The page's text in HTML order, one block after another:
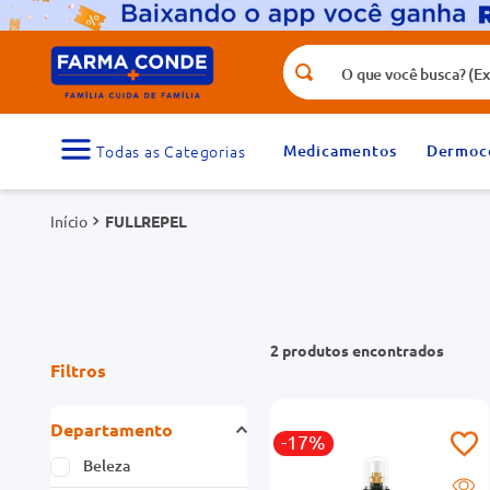
O que você busca? (Ex.: vitamina,
Medicamentos
FULLREPEL
Filtros
Departamento
Beleza
2 produtos
-17%
Termos mais buscados
1
medicamento